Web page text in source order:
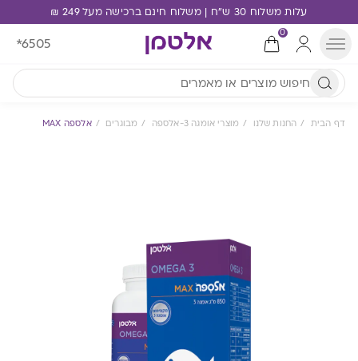
עלות משלוח 30 ש"ח | משלוח חינם ברכישה מעל 249 ₪
0
*6505
דף הבית החנות שלנו מוצרי אומגה 3-אלספה מבוגרים אלספה MAX